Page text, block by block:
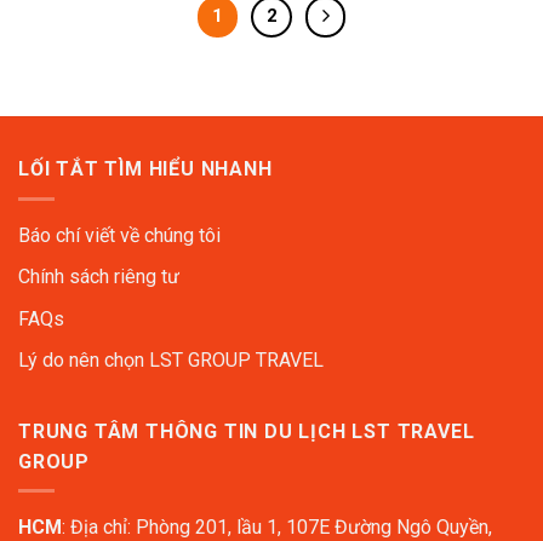
1 2
LỐI TẮT TÌM HIỂU NHANH
Báo chí viết về chúng tôi
Chính sách riêng tư
FAQs
Lý do nên chọn LST GROUP TRAVEL
TRUNG TÂM THÔNG TIN DU LỊCH LST TRAVEL
GROUP
HCM: Địa chỉ: Phòng 201, lầu 1, 107E Đường Ngô Quyền,